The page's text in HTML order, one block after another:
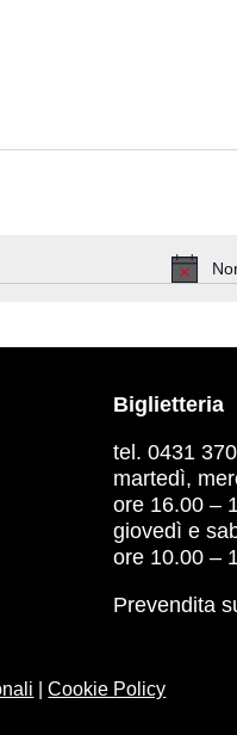
Biglietteria
tel. 0431
martedì,
ore 16.00 –
giovedì e
ore 10.00 –
Prevendita
|Cookie Policy